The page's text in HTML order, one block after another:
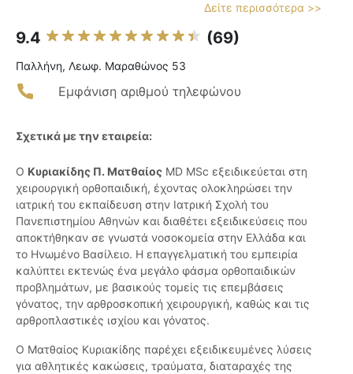
Δείτε περισσότερα >>
9.4 (69)
Παλλήνη, Λεωφ. Μαραθώνος 53
Εμφάνιση αριθμού τηλεφώνου
Σχετικά με την εταιρεία:
Ο Κυριακίδης Π. Ματθαίος MD MSc εξειδικεύεται στη
χειρουργική ορθοπαιδική, έχοντας ολοκληρώσει την
ιατρική του εκπαίδευση στην Ιατρική Σχολή του
Πανεπιστημίου Αθηνών και διαθέτει εξειδικεύσεις που
αποκτήθηκαν σε γνωστά νοσοκομεία στην Ελλάδα και
το Ηνωμένο Βασίλειο. Η επαγγελματική του εμπειρία
καλύπτει εκτενώς ένα μεγάλο φάσμα ορθοπαιδικών
προβλημάτων, με βασικούς τομείς τις επεμβάσεις
γόνατος, την αρθροσκοπική χειρουργική, καθώς και τις
αρθροπλαστικές ισχίου και γόνατος.
Ο Ματθαίος Κυριακίδης παρέχει εξειδικευμένες λύσεις
για αθλητικές κακώσεις, τραύματα, διαταραχές της